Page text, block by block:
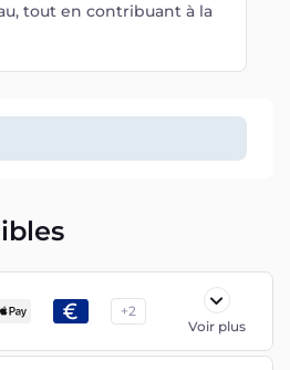
tout en contribuant à la
+2
Voir plus